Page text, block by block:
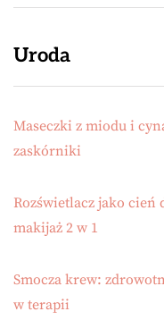
Uroda
Maseczki z miodu i
zaskórniki
Rozświetlacz jako cień
makijaż 2 w 1
Smocza krew:
w terapii